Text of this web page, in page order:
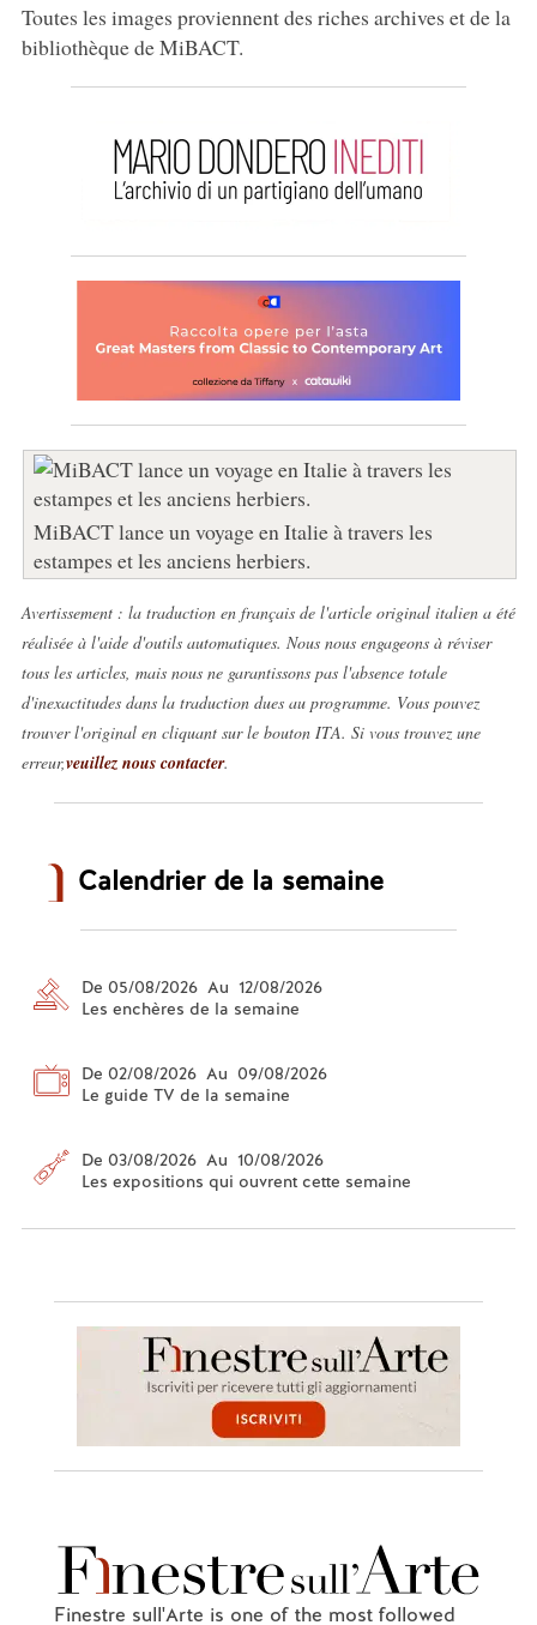
Toutes les images proviennent des riches archives et de la
bibliothèque de MiBACT.
MiBACT lance un voyage en Italie à travers les
estampes et les anciens herbiers.
Avertissement : la traduction en français de l'article original italien a été
réalisée à l'aide d'outils automatiques. Nous nous engageons à réviser
tous les articles, mais nous ne garantissons pas l'absence totale
d'inexactitudes dans la traduction dues au programme. Vous pouvez
trouver l'original en cliquant sur le bouton ITA. Si vous trouvez une
erreur,veuillez nous contacter.
Calendrier de la semaine
De 05/08/2026 Au 12/08/2026
Les enchères de la semaine
De 02/08/2026 Au 09/08/2026
Le guide TV de la semaine
De 03/08/2026 Au 10/08/2026
Les expositions qui ouvrent cette semaine
Finestre sull'Arte is one of the most followed